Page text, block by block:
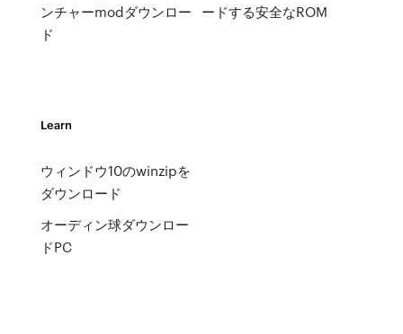
ンチャーmodダウンロー
ド
ードする安全なROM
Learn
ウィンドウ10のwinzipを
ダウンロード
オーディン球ダウンロー
ドPC